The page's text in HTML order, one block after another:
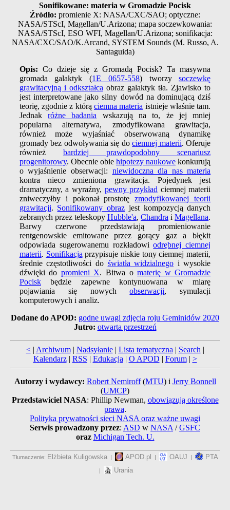
Sonifikowane: materia w Gromadzie Pocisk
Źródło: promienie X: NASA/CXC/SAO; optyczne:
NASA/STScI, Magellan/U.Arizona; mapa soczewkowania:
NASA/STScI, ESO WFI, Magellan/U.Arizona; sonifikacja:
NASA/CXC/SAO/K.Arcand, SYSTEM Sounds (M. Russo, A.
Santaguida)
Opis: Co dzieje się z Gromadą Pocisk? Ta masywna
gromada galaktyk (1E 0657-558) tworzysoczewkę
grawitacyjną i odkształca obraz galaktyk tła. Zjawisko to
jest interpretowane jako silny dowód na dominującą dziś
teorię, zgodnie z którą ciemna materia istnieje właśnie tam.
Jednakróżne badania wskazują na to, że jej mniej
popularna alternatywa, zmodyfikowana grawitacja,
również może wyjaśniać obserwowaną dynamikę
gromady bez odwoływania się dociemnej materii. Oferuje
również bardziej prawdopodobny scenariusz
progenitorowy. Obecnie obiehipotezy naukowe konkurują
o wyjaśnienie obserwacji: niewidoczna dla nas materia
kontra nieco zmieniona grawitacja. Pojedynek jest
dramatyczny, a wyraźny, pewny przykład ciemnej materii
zniweczyłby i pokonał prostotęzmodyfikowanej teorii
grawitacji. Sonifikowany obraz jest kompozycją danych
zebranych przez teleskopy Hubble'a,Chandra iMagellana.
Barwy czerwone przedstawiają promieniowanie
rentgenowskie emitowane przez gorący gaz a błękit
odpowiada sugerowanemu rozkładowiodrębnej ciemnej
materii. Sonifikacja przypisuje niskie tony ciemnej materii,
średnie częstotliwości do światła widzialnego i wysokie
dźwięki do promieni X. Bitwa omaterię w Gromadzie
Pociskbędzie zapewne kontynuowana w miarę
pojawiania się nowychobserwacji, symulacji
komputerowych i analiz.
Dodane do APOD: godne uwagi zdjęcia roju Geminidów 2020
Jutro: otwarta przestrzeń
<| Archiwum| Nadsyłanie| Lista tematyczna | Search |
Kalendarz| RSS | Edukacja | O APOD | Forum| >
Autorzy i wydawcy: Robert Nemiroff(MTU) i Jerry Bonnell
(UMCP)
Przedstawiciel NASA: Phillip Newman, obowiązują określone
prawa.
Polityka prywatności sieci NASA oraz ważne uwagi
Serwis prowadzony przez: ASD w NASA /GSFC
oraz Michigan Tech. U.
Tłumaczenie: Elżbieta Kuligowska| APOD.pl | OAUJ | PTA
| Urania